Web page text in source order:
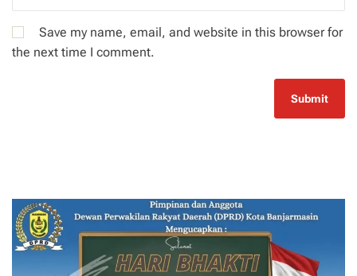
Save my name, email, and website in this browser for
the next time I comment.